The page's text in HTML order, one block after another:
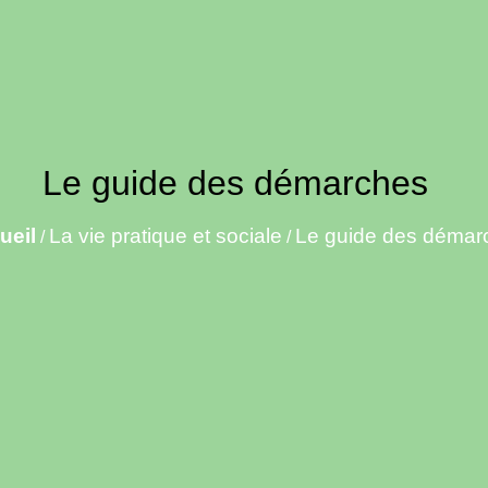
Le guide des démarches
/ La vie pratique et sociale / Le guide des